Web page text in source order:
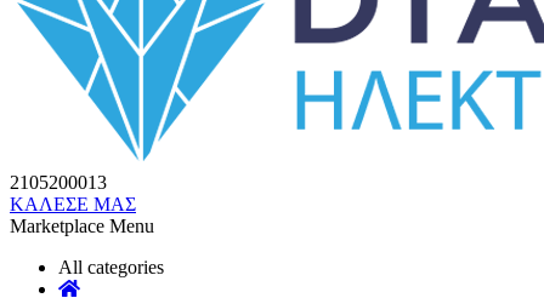
2105200013
ΚΑΛΕΣΕ ΜΑΣ
Marketplace Menu
All categories